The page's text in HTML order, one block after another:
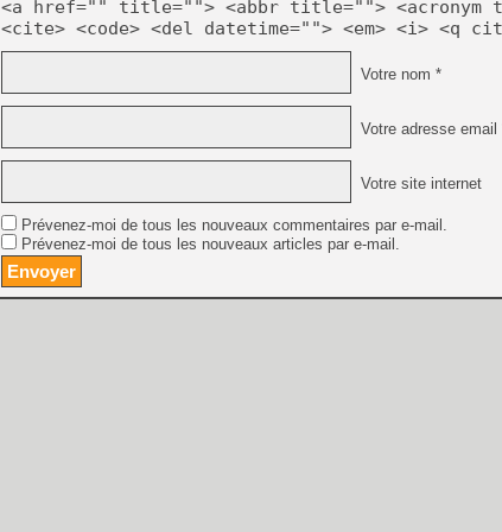
<a href="" title=""> <abbr title=""> <acronym
<cite> <code> <del datetime=""> <em> <i> <q
Votre nom *
Votre adresse email
Votre site internet
Prévenez-moi de tous les nouveaux commentaires par e-mail.
Prévenez-moi de tous les nouveaux articles par e-mail.